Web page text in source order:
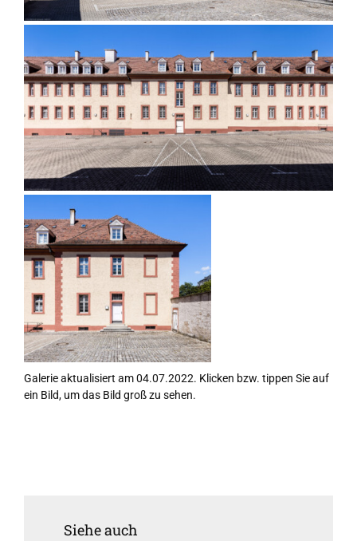
Galerie aktualisiert am 04.07.2022. Klicken bzw. tippen Sie auf
ein Bild, um das Bild groß zu sehen.
Siehe auch